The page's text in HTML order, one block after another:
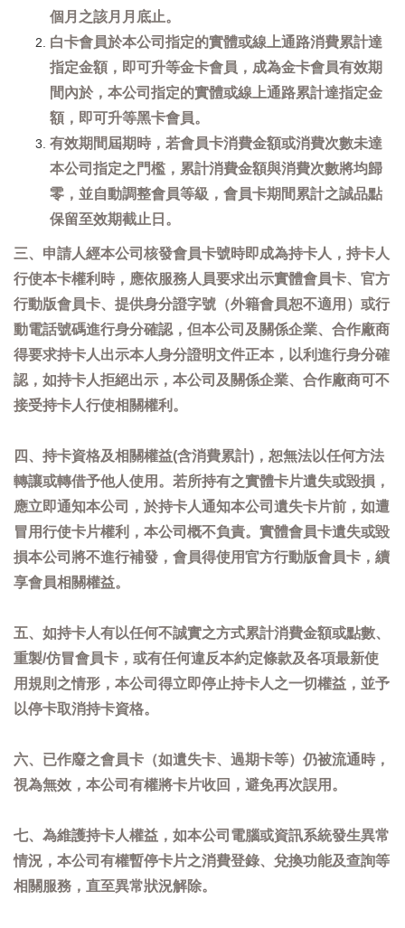
個月之該月月底止。
白卡會員於本公司指定的實體或線上通路消費累計達
指定金額，即可升等金卡會員，成為金卡會員有效期
間內於，本公司指定的實體或線上通路累計達指定金
額，即可升等黑卡會員。
有效期間屆期時，若會員卡消費金額或消費次數未達
本公司指定之門檻，累計消費金額與消費次數將均歸
零，並自動調整會員等級，會員卡期間累計之誠品點
保留至效期截止日。
三、申請人經本公司核發會員卡號時即成為持卡人，持卡人
行使本卡權利時，應依服務人員要求出示實體會員卡、官方
行動版會員卡、提供身分證字號（外籍會員恕不適用）或行
動電話號碼進行身分確認，但本公司及關係企業、合作廠商
得要求持卡人出示本人身分證明文件正本，以利進行身分確
認，如持卡人拒絕出示，本公司及關係企業、合作廠商可不
接受持卡人行使相關權利。
四、持卡資格及相關權益(含消費累計)，恕無法以任何方法
轉讓或轉借予他人使用。若所持有之實體卡片遺失或毀損，
應立即通知本公司，於持卡人通知本公司遺失卡片前，如遭
冒用行使卡片權利，本公司概不負責。實體會員卡遺失或毀
損本公司將不進行補發，會員得使用官方行動版會員卡，續
享會員相關權益。
五、如持卡人有以任何不誠實之方式累計消費金額或點數、
重製/仿冒會員卡，或有任何違反本約定條款及各項最新使
用規則之情形，本公司得立即停止持卡人之一切權益，並予
以停卡取消持卡資格。
六、已作廢之會員卡（如遺失卡、過期卡等）仍被流通時，
視為無效，本公司有權將卡片收回，避免再次誤用。
七、為維護持卡人權益，如本公司電腦或資訊系統發生異常
情況，本公司有權暫停卡片之消費登錄、兌換功能及查詢等
相關服務，直至異常狀況解除。